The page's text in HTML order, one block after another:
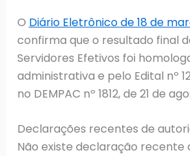
O Diário Eletrônico de 18 de
confirma que o resultado final
Servidores Efetivos foi
administrativa e pelo Edital nº
no DEMPAC nº 1812, de 21 de
Declarações recentes de
Não existe declaração recente